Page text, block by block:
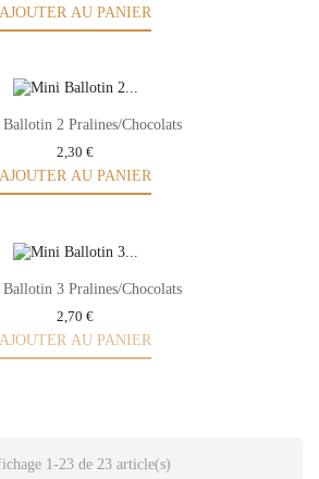
AJOUTER AU PANIER
2 Pralines/Chocolats
2,30 €
AJOUTER AU PANIER
3 Pralines/Chocolats
2,70 €
AJOUTER AU PANIER
1-23 de 23 article(s)